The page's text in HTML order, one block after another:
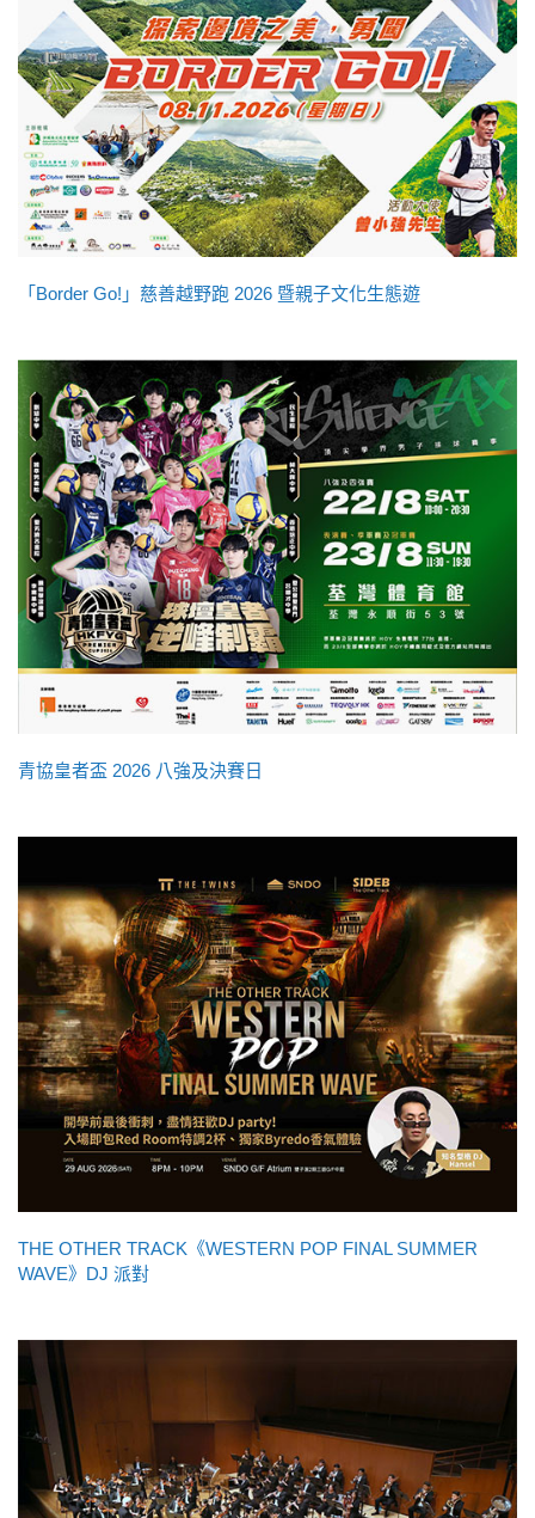
「Border Go!」慈善越野跑 2026 暨親子文化生態遊
青協皇者盃 2026 八強及決賽日
THE OTHER TRACK《WESTERN POP FINAL SUMMER
WAVE》DJ 派對